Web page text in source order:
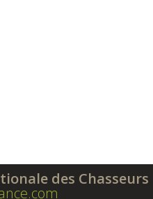
des Chasseurs